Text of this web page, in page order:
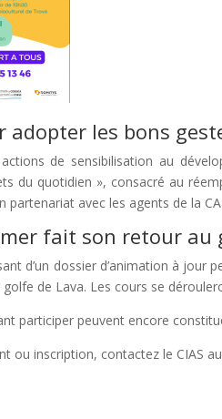
adopter les bons
de sensibilisation au
du quotidien », consacré au
partenariat avec les agents de la
mer fait son retour au
d’un dossier d’animation à jour
de Lava. Les cours se
participer peuvent encore
ou inscription, contactez le CIAS